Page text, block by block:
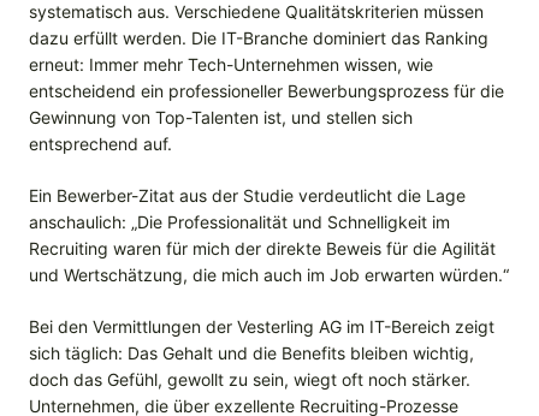
systematisch aus. Verschiedene Qualitätskriterien müssen
dazu erfüllt werden. Die IT-Branche dominiert das Ranking
erneut: Immer mehr Tech-Unternehmen wissen, wie
entscheidend ein professioneller Bewerbungsprozess für die
Gewinnung von Top-Talenten ist, und stellen sich
entsprechend auf.
Ein Bewerber-Zitat aus der Studie verdeutlicht die Lage
anschaulich: „Die Professionalität und Schnelligkeit im
Recruiting waren für mich der direkte Beweis für die Agilität
und Wertschätzung, die mich auch im Job erwarten würden.“
Bei den Vermittlungen der Vesterling AG im IT-Bereich zeigt
sich täglich: Das Gehalt und die Benefits bleiben wichtig,
doch das Gefühl, gewollt zu sein, wiegt oft noch stärker.
Unternehmen, die über exzellente Recruiting-Prozesse